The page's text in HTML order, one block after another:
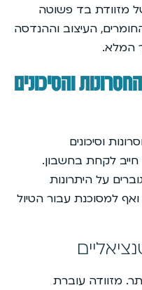
מזוודת בד פשוטה
העיצוב וההנדסה
המלא.
והסיכונים
וסיכונים
חייב לקחת בחשבון.
על היתרונות
למסוכנת עבור הטיול
מזוודה עוברת